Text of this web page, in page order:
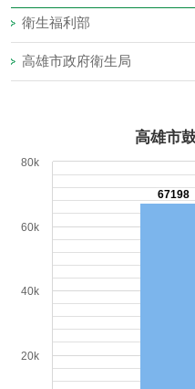
高雄市政府衛生局病人自主
雄健康-高雄市政府衛生局臉
高雄市性別主流化專區
衛生福利部中央健康保險署
高雄市